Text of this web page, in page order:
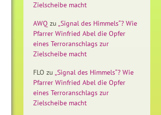
Zielscheibe macht
AWQ zu „Signal des Himmels“? Wie
Pfarrer Winfried Abel die Opfer
eines Terroranschlags zur
Zielscheibe macht
FLO zu „Signal des Himmels“? Wie
Pfarrer Winfried Abel die Opfer
eines Terroranschlags zur
Zielscheibe macht